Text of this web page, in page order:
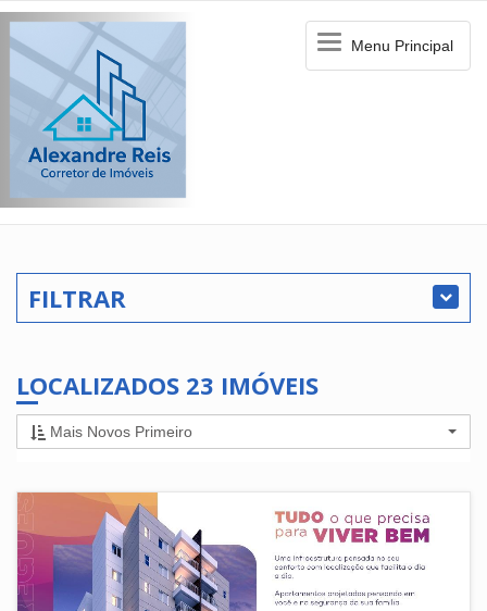
MenuMenu Principal
FILTRAR
LOCALIZADOS 23 IMÓVEIS
Mais Novos Primeiro